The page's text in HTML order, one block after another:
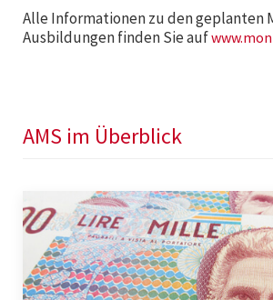
Alle Informationen zu den geplanten
Ausbildungen finden Sie auf
AMS im Überblick